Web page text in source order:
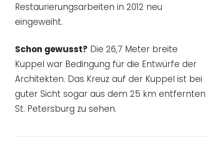
Restaurierungsarbeiten in 2012 neu
eingeweiht.
Schon gewusst? Die 26,7 Meter breite
Kuppel war Bedingung für die Entwürfe der
Architekten. Das Kreuz auf der Kuppel ist bei
guter Sicht sogar aus dem 25 km entfernten
St. Petersburg zu sehen.